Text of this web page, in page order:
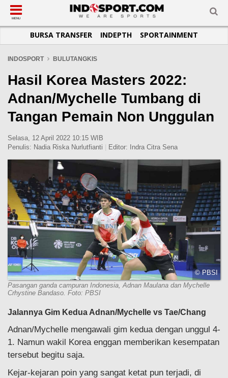
SUB-MENU
SEPAKBOLA
LIGA INGGRIS
LIGA ITALIA
LIGA SPANYOL
LIGA CHAMPIONS
LIGA EUROPA
SUB-MENU
SPORTAINMENT
SUB-MENU
OTOMOTIF
OTOMANIA
SUB-MENU
BASKET
FUTSAL
OLIMPIK
E-SPORT
SUB-MENU
JADWAL
SUB-MENU
TOPIK HARI INI
INFOGRAFIS
GALERI FOTO
TEMPAT OLAHRAGA
PASUKAN SEHAT
MENU
BURSA TRANSFER INDEPTH SPORTAINMENT
INDOSPORT BULUTANGKIS
Hasil Korea Masters 2022:
Adnan/Mychelle Tumbang di
Tangan Pemain Non Unggulan
Selasa, 12 April 2022 10:15 WIB
Penulis: Nadia Riska Nurlutfianti Editor: Indra Citra Sena
© PBSI
Pasangan ganda campuran Indonesia, Adnan Maulana dan Mychelle
Crhystine Bandaso. Foto: PBSI
Jalannya Gim Kedua Adnan/Mychelle vs Tae/Chang
Adnan/Mychelle mengawali gim kedua dengan unggul 4-
1. Namun wakil Korea enggan memberikan kesempatan
tersebut begitu saja.
Kejar-kejaran poin yang sangat ketat pun terjadi, di